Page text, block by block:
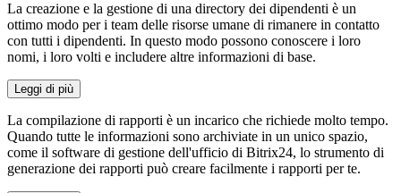
La creazione e la gestione di una directory dei dipendenti è un
ottimo modo per i team delle risorse umane di rimanere in contatto
con tutti i dipendenti. In questo modo possono conoscere i loro
nomi, i loro volti e includere altre informazioni di base.
Leggi di più
La compilazione di rapporti è un incarico che richiede molto tempo.
Quando tutte le informazioni sono archiviate in un unico spazio,
come il software di gestione dell'ufficio di Bitrix24, lo strumento di
generazione dei rapporti può creare facilmente i rapporti per te.